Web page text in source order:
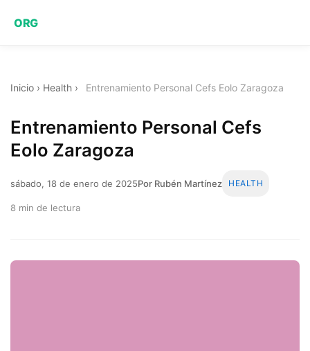
ORG
Inicio › Health › Entrenamiento Personal Cefs Eolo Zaragoza
Entrenamiento Personal Cefs
Eolo Zaragoza
sábado, 18 de enero de 2025Por Rubén Martínez HEALTH
8 min de lectura